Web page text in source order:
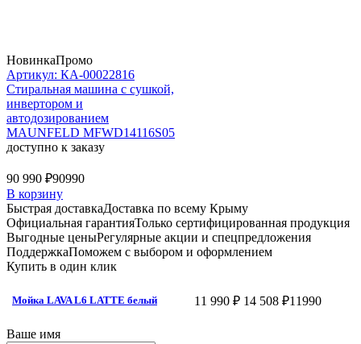
НовинкаПромо
Артикул: КА-00022816
Стиральная машина c сушкой,
инвертором и
автодозированием
MAUNFELD MFWD14116S05
доступно к заказу
90 990 ₽90990
В корзину
Быстрая доставкаДоставка по всему Крыму
Официальная гарантияТолько сертифицированная продукция
Выгодные ценыРегулярные акции и спецпредложения
ПоддержкаПоможем с выбором и оформлением
Купить в один клик
Мойка LAVA L6 LATTE белый 11 990 ₽ 14 508 ₽11990
Ваше имя